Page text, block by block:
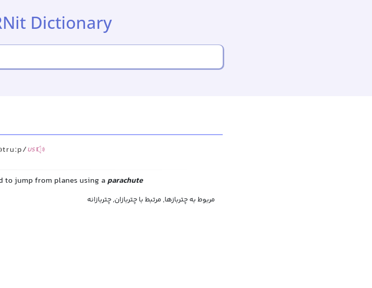
Dictionary
US
to jump from planes using aparachute
مربوط به چتربازها, مرتبط با چتربازان, چتربازانه